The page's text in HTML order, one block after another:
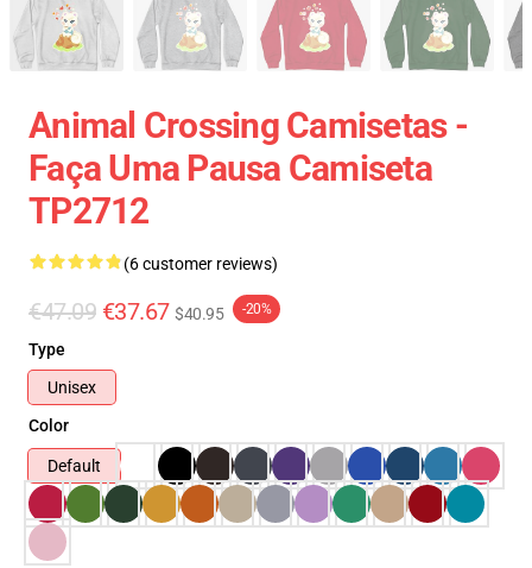
Animal Crossing Camisetas -
Faça Uma Pausa Camiseta
TP2712
(6 customer reviews)
€47.09 €37.67 $40.95 -20%
Type
Unisex
Color
Default